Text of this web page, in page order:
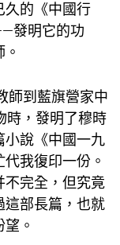
久的《中國行
發明它的功
師到藍旗營家中
時，發明了穆時
小說《中國一九
我復印一份。
不完全，但究竟
這部長篇，也就
。